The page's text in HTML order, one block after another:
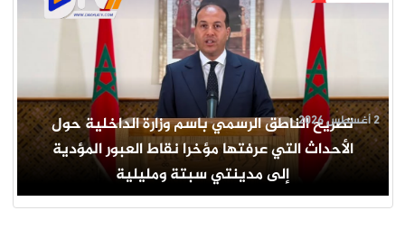
تصريح الناطق الرسمي باسم وزارة الداخلية حول
الأحداث التي عرفتها مؤخرا نقاط العبور المؤدية
إلى مدينتي سبتة ومليلية
2 أغسطس 2026